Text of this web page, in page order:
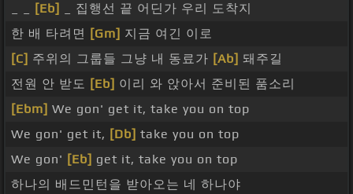
[Eb]
_ 집행선 끝 어딘가 우리 도착지
한 배 타려면 [Gm] 지금 여긴 이로
[C] 주위의 그룹들 그냥 내 동료가 [Ab] 돼주길
전원 안 받도 [Eb] 이리 와 앉아서 준비된 품소리
[Ebm] We gon' get it, take you on top
We gon' get it, [Db] take you on top
We gon' [Eb] get it, take you on top
하나의 배드민턴을 받아오는 네 하나야